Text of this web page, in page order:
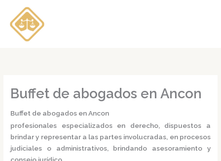
contenido
Buffet de abogados en Ancon
Buffet de abogados en Ancon
profesionales especializados en derecho, dispuestos a
brindar y representar a las partes involucradas, en procesos
judiciales o administrativos, brindando asesoramiento y
consejo jurídico.